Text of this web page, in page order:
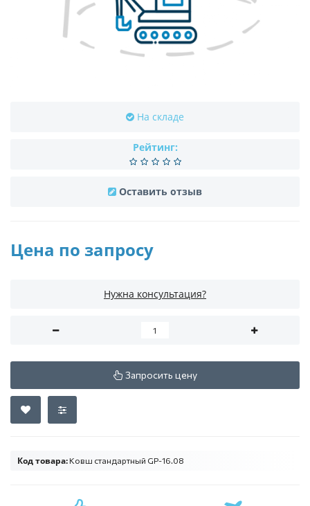
На складе
Рейтинг:
Оставить отзыв
Цена по запросу
Нужна консультация?
Запросить цену
Код товара: Ковш стандартный GP-16.08